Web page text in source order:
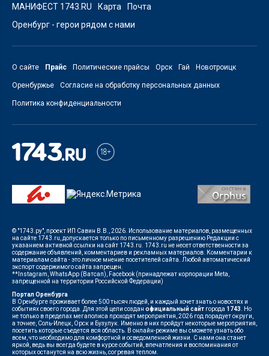
МАНИФЕСТ 1743.RU
Карта
Почта
Оренбург - герои рядом с нами
О сайте Прайс Политические прайсы Орск Гай Новотроицк
Оренбуржье Согласие на обработку персональных данных
Политика конфиденциальности
© "1743.ру", проект ИП Савин В.В., 2026. Использование материалов, размещенных
на сайте 1743.ru, допускается только по письменному разрешению Редакции с
указанием активной ссылки на сайт 1743.ru. 1743.ru не несет ответственности за
содержание объявлений, комментариев и рекламных материалов. Комментарии к
материалам сайта - это личное мнение посетителей сайта. Любой автоматический
экспорт содержимого сайта запрещен.
**Instagram, WhatsApp (Ватсап), Facebook (принадлежат корпорации Meta,
запрещенной на территории Российской Федерации)
Портал Оренбурга
В Оренбурге проживает более 500 тысяч людей, и каждый хочет знать о новостях и
событиях своего города. Для этой цели создан официальный сайт города 1743 . Но
не только в пределах мегаполиса проходят мероприятия, 2026 год порадует округи,
а точнее, Соль-Илецк, Орск и Бузулук. Именно в них пройдут некоторые мероприятия,
посетить которые съедется вся область. В онлайн-режиме вы сможете узнать обо
всем, что необходимо для комфортной и осведомленной жизни. С нами она станет
яркой, ведь вы всегда будете в курсе событий, впечатления и воспоминания от
которых останутся на всю жизнь, согревая теплом.